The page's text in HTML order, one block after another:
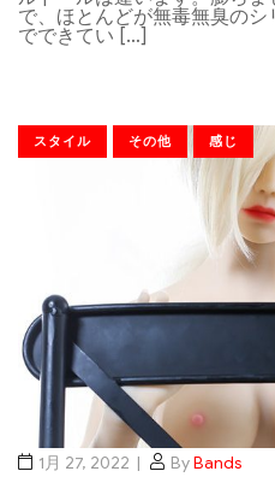
で、ほとんどが無毒無臭の
でできてい […]
スタイル その他 感じ
1月 27, 2022 ByBands